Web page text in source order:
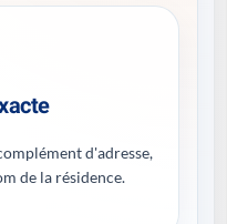
d'adresse,
de la résidence.